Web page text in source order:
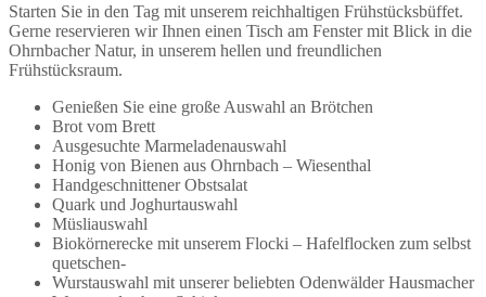
Starten Sie in den Tag mit unserem reichhaltigen Frühstücksbüffet.
Gerne reservieren wir Ihnen einen Tisch am Fenster mit Blick in die
Ohrnbacher Natur, in unserem hellen und freundlichen
Frühstücksraum.
Genießen Sie eine große Auswahl an Brötchen
Brot vom Brett
Ausgesuchte Marmeladenauswahl
Honig von Bienen aus Ohrnbach – Wiesenthal
Handgeschnittener Obstsalat
Quark und Joghurtauswahl
Müsliauswahl
Biokörnerecke mit unserem Flocki – Hafelflocken zum selbst
quetschen-
Wurstauswahl mit unserer beliebten Odenwälder Hausmacher